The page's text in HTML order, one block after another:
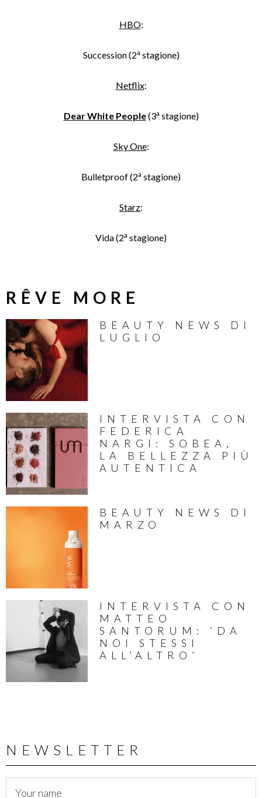
HBO:
Succession (2a stagione)
Netflix:
Dear White People(3a stagione)
Sky One:
Bulletproof (2a stagione)
Starz:
Vida (2a stagione)
RÊVE MORE
BEAUTY NEWS DI
LUGLIO
INTERVISTA CON
FEDERICA
NARGI: SOBEA,
LA BELLEZZA PIÙ
AUTENTICA
BEAUTY NEWS DI
MARZO
INTERVISTA CON
MATTEO
SANTORUM: ‘DA
NOI STESSI
ALL’ALTRO’
NEWSLETTER